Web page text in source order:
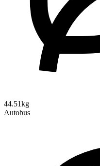
44.51kg
Autobus